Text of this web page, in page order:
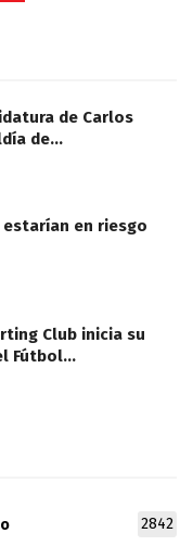
de Carlos
de…
estarían en riesgo
Club inicia su
Fútbol…
2842